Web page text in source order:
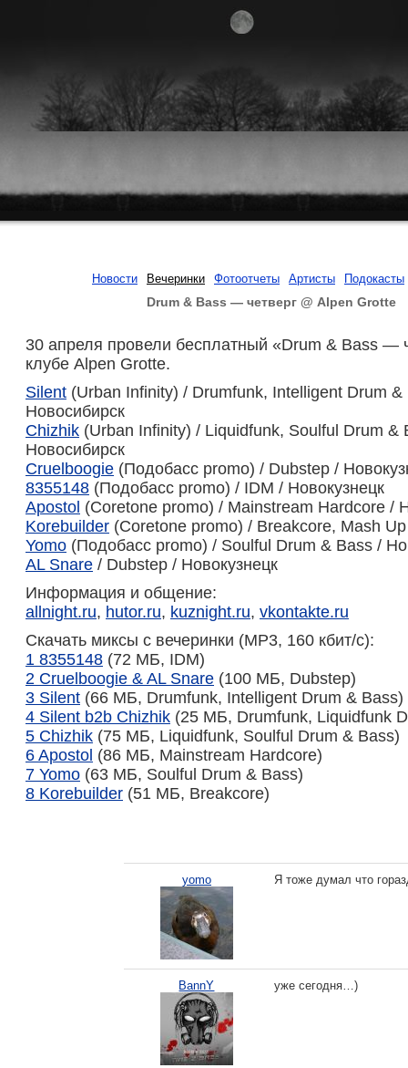
Новости Вечеринки Фотоотчеты Артисты Подокасты
Drum & Bass — четверг @ Alpen Grotte
30 апреля провели бесплатный «Drum & Bass —
клубе Alpen Grotte.
Silent (Urban Infinity) / Drumfunk, Intelligent Drum &
Новосибирск
Chizhik (Urban Infinity) / Liquidfunk, Soulful Drum &
Новосибирск
Cruelboogie (Подобасс promo) / Dubstep /
8355148 (Подобасс promo) / IDM / Новокузнецк
Apostol (Coretone promo) / Mainstream Hardcore /
Korebuilder (Coretone promo) / Breakcore, Mash
Yomo (Подобасс promo) / Soulful Drum & Bass /
AL Snare / Dubstep / Новокузнецк
Информация и общение:
allnight.ru, hutor.ru, kuznight.ru, vkontakte.ru
Скачать миксы с вечеринки (MP3, 160 кбит/с):
1 8355148 (72 МБ, IDM)
2 Cruelboogie & AL Snare (100 МБ, Dubstep)
3 Silent (66 МБ, Drumfunk, Intelligent Drum & Bass)
4 Silent b2b Chizhik (25 МБ, Drumfunk, Liquidfunk
5 Chizhik (75 МБ, Liquidfunk, Soulful Drum & Bass)
6 Apostol (86 МБ, Mainstream Hardcore)
7 Yomo (63 МБ, Soulful Drum & Bass)
8 Korebuilder (51 МБ, Breakcore)
yomo Я тоже думал что
BannY уже сегодня…)